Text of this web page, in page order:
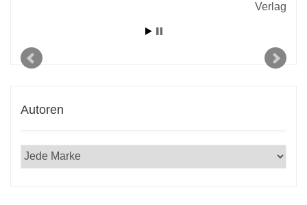
Verlag
Autoren